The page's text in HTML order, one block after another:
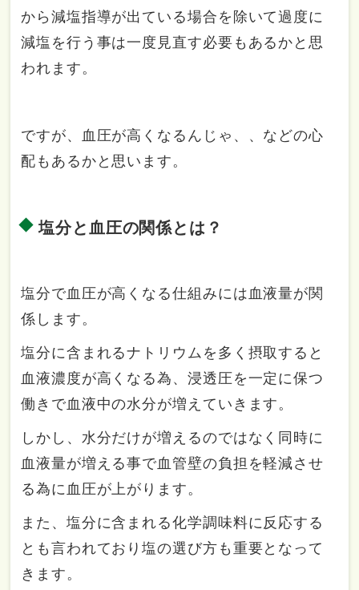
から減塩指導が出ている場合を除いて過度に
減塩を行う事は一度見直す必要もあるかと思
われます。
ですが、血圧が高くなるんじゃ、、などの心
配もあるかと思います。
塩分と血圧の関係とは？
塩分で血圧が高くなる仕組みには血液量が関
係します。
塩分に含まれるナトリウムを多く摂取すると
血液濃度が高くなる為、浸透圧を一定に保つ
働きで血液中の水分が増えていきます。
しかし、水分だけが増えるのではなく同時に
血液量が増える事で血管壁の負担を軽減させ
る為に血圧が上がります。
また、塩分に含まれる化学調味料に反応する
とも言われており塩の選び方も重要となって
きます。